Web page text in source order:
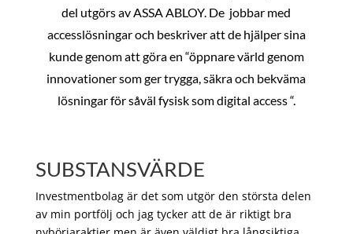
del utgörs av ASSA ABLOY. De jobbar med
accesslösningar och beskriver att de hjälper sina
kunde genom att göra en “öppnare värld genom
innovationer som ger trygga, säkra och bekväma
lösningar för såväl fysisk som digital access “.
SUBSTANSVÄRDE
Investmentbolag är det som utgör den största delen
av min portfölj och jag tycker att de är riktigt bra